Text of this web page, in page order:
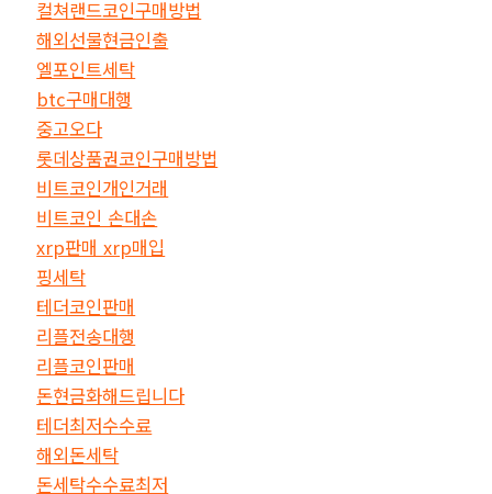
컬쳐랜드코인구매방법
해외선물현금인출
엘포인트세탁
btc구매대행
중고오다
롯데상품권코인구매방법
비트코인개인거래
비트코인 손대손
xrp판매 xrp매입
핑세탁
테더코인판매
리플전송대행
리플코인판매
돈현금화해드립니다
테더최저수수료
해외돈세탁
돈세탁수수료최저